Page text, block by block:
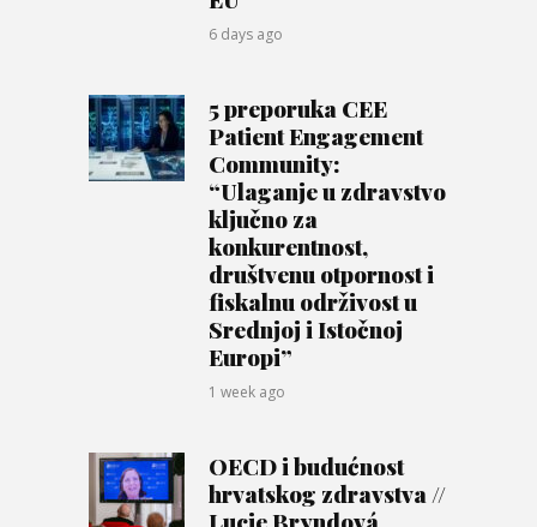
6 days ago
5 preporuka CEE
Patient Engagement
Community:
“Ulaganje u zdravstvo
ključno za
konkurentnost,
društvenu otpornost i
fiskalnu održivost u
Srednjoj i Istočnoj
Europi”
1 week ago
OECD i budućnost
hrvatskog zdravstva //